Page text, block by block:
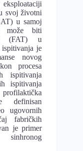
svoj životni
u samoj
može biti
(FAT) u
je
novog
procesa
ispitivanja
ispitivanja
definisan
ugovornih
fabričkih
je primer